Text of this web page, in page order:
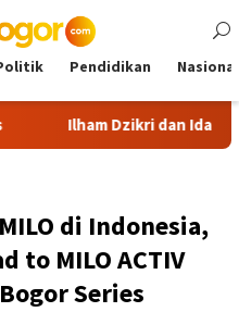
Pendidikan Nasional
Dzikri dan Ida Ayu Manik Raih
di Indonesia,
to MILO ACTIV
Series